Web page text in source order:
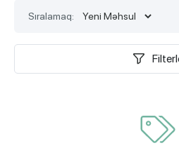
Sıralamaq: